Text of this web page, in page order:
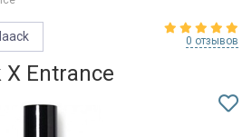
0 отзывов
Entrance